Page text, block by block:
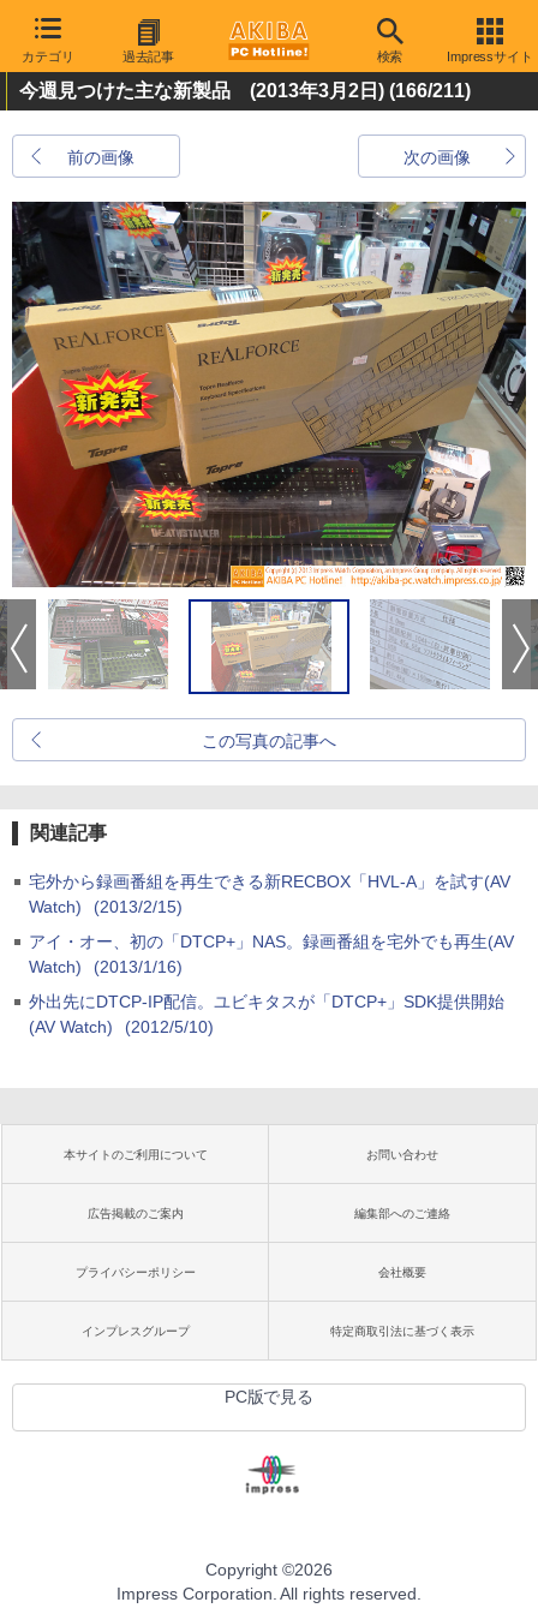
カテゴリ 過去記事 検索 Impressサイト
今週見つけた主な新製品 (2013年3月2日) (166/211)
前の画像 次の画像
この写真の記事へ
関連記事
宅外から録画番組を再生できる新RECBOX「HVL-A」を試す(AV
Watch)
(2013/2/15)
アイ・オー、初の「DTCP+」NAS。録画番組を宅外でも再生(AV
Watch)
(2013/1/16)
外出先にDTCP-IP配信。ユビキタスが「DTCP+」SDK提供開始
(AV Watch)
(2012/5/10)
本サイトのご利用について お問い合わせ
広告掲載のご案内 編集部へのご連絡
プライバシーポリシー 会社概要
インプレスグループ 特定商取引法に基づく表示
PC版で見る
Copyright ©2026
Impress Corporation. All rights reserved.